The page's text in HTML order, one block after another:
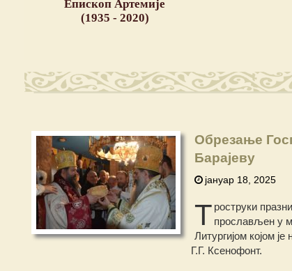
Епископ Артемије
(1935 - 2020)
Обрезање
Барајеву
јануар 18, 2025
Т роструки
прослављен у
Литургијом којом
Г.Г. Ксенофонт.